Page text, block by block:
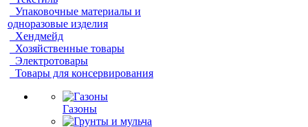
Упаковочные материалы и
одноразовые изделия
Хендмейд
Хозяйственные товары
Электротовары
Товары для консервирования
Газоны